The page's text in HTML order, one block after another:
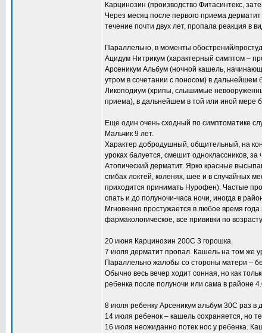
Карцинозин (производство Фитасинтекс,
Через месяц после первого приема
течение почти двух лет, пропала реакция в
Параллельно, в моменты обострений/
Ацидум Нитрикум (характерный симптом –
Арсеникум Альбум (ночной кашель,
утром в сочетании с поносом) в
Ликоподиум (хрипы, слышимые
приема), в дальнейшем в той или иной мере
Еще один очень сходный по симптоматике
Мальчик 9 лет.
Характер добродушный, общительный, на
уроках балуется, смешит одноклассников,
Атопический дерматит. Ярко красные
сгибах локтей, коленях, шее и в случайных
приходится принимать Нурофен). Частые
спать и до полуночи-часа ночи, иногда в
Мгновенно простужается в любое время
фармакологическое, все прививки по
20 июня Карцинозин 200С 3 горошка.
7 июля дерматит пропал. Кашель на том же
Параллельно жалобы со стороны матери –
Обычно весь вечер ходит сонная, но как
ребенка после полуночи или сама в районе
8 июля ребенку Арсеникум альбум 30С раз в
14 июля ребенок – кашель сохраняется, но
16 июля неожиданно потек нос у ребенка.